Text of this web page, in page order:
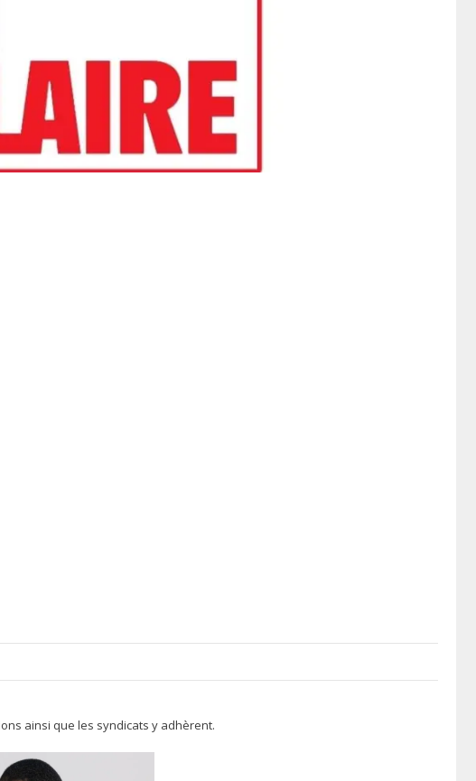
ainsi que les syndicats y adhèrent.